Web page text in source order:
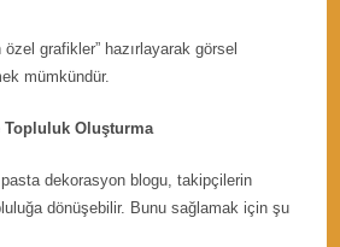
grafikler” hazırlayarak görsel
mümkündür.
Topluluk Oluşturma
pasta dekorasyon blogu, takipçilerin
dönüşebilir. Bunu sağlamak için şu